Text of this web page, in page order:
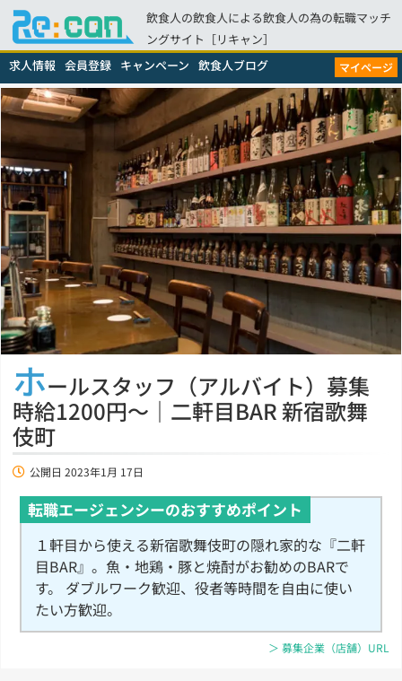
飲食人の飲食人による飲食人の為の転職マッチ
ングサイト［リキャン］
求人情報 会員登録 キャンペーン 飲食人ブログ マイページ
ホールスタッフ（アルバイト）募集
時給1200円～｜二軒目BAR 新宿歌舞
伎町
公開日 2023年1月 17日
転職エージェンシーのおすすめポイント
１軒目から使える新宿歌舞伎町の隠れ家的な『二軒
目BAR』。魚・地鶏・豚と焼酎がお勧めのBARで
す。 ダブルワーク歓迎、役者等時間を自由に使い
たい方歓迎。
＞ 募集企業（店舗）URL